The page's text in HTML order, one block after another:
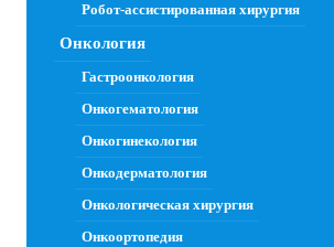
Робот-ассистированная хирургия
Онкология
Гастроонкология
Онкогематология
Онкогинекология
Онкодерматология
Онкологическая хирургия
Онкоортопедия